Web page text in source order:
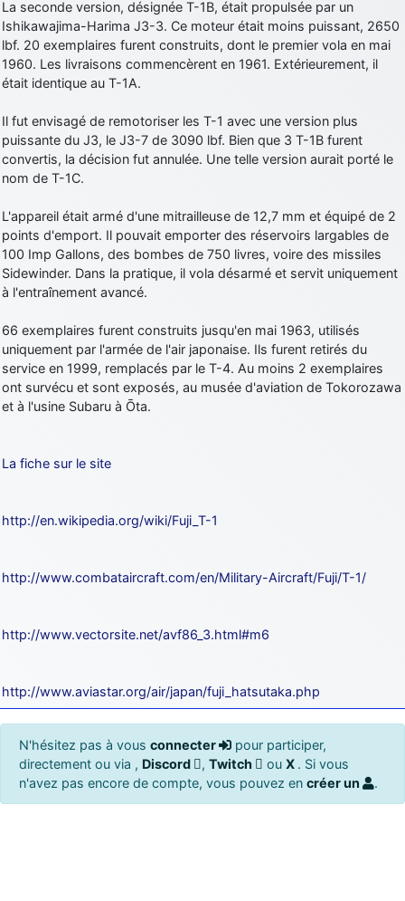
d9pouces
: En espérant n’avoir coupé les accessoires de personne
au passage !
d9pouces: j'ai trouvé un palliatif un peu violent, mais ça devrait aller
un peu mieux
par terre
jericho: Ah ben je peux te confirmer que j'étais resté dans le filtre…
manifestement
tout voir
La seconde version, désignée T-1B, était propulsée par un
Ishikawajima-Harima J3-3. Ce moteur était moins puissant, 2650
lbf. 20 exemplaires furent construits, dont le premier vola en mai
1960. Les livraisons commencèrent en 1961. Extérieurement, il
était identique au T-1A.
Il fut envisagé de remotoriser les T-1 avec une version plus
puissante du J3, le J3-7 de 3090 lbf. Bien que 3 T-1B furent
convertis, la décision fut annulée. Une telle version aurait porté le
nom de T-1C.
L'appareil était armé d'une mitrailleuse de 12,7 mm et équipé de 2
points d'emport. Il pouvait emporter des réservoirs largables de
100 Imp Gallons, des bombes de 750 livres, voire des missiles
Sidewinder. Dans la pratique, il vola désarmé et servit uniquement
à l'entraînement avancé.
66 exemplaires furent construits jusqu'en mai 1963, utilisés
uniquement par l'armée de l'air japonaise. Ils furent retirés du
service en 1999, remplacés par le T-4. Au moins 2 exemplaires
ont survécu et sont exposés, au musée d'aviation de Tokorozawa
et à l'usine Subaru à Ōta.
La fiche sur le site
http://en.wikipedia.org/wiki/Fuji_T-1
http://www.combataircraft.com/en/Military-Aircraft/Fuji/T-1/
http://www.vectorsite.net/avf86_3.html#m6
http://www.aviastar.org/air/japan/fuji_hatsutaka.php
N'hésitez pas à vous connecter
pour participer,
directement ou via , Discord , Twitch ou X . Si vous
n'avez pas encore de compte, vous pouvez en créer un .